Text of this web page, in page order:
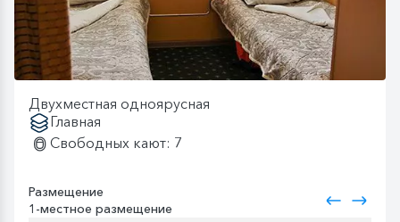
Двухместная одноярусная
Главная
Свободных кают: 7
Размещение
1-местное размещение